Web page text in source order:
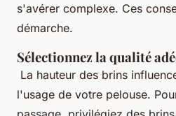
s'avérer complexe. Ces
démarche.
Sélectionnez la qualité
La hauteur des brins
l'usage de votre pelouse.